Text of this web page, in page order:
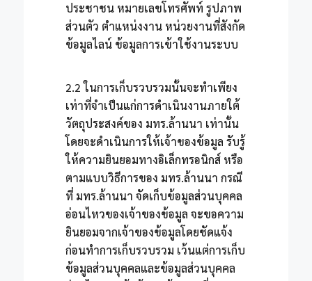
ประชาชน หมายเลขโทรศัพท์ รูปภาพ
ส่วนตัว ตำแหน่งงาน หน่วยงานที่สังกัด
ข้อมูลไลน์ ข้อมูลการเข้าใช้งานระบบ
2.2 ในการเก็บรวบรวมนั้นจะทำเพียง
เท่าที่จำเป็นแก่การดำเนินงานภายใต้
วัตถุประสงค์ของ มทร.ล้านนา เท่านั้น
โดยจะดำเนินการให้เจ้าของข้อมูล รับรู้
ให้ความยินยอมทางอิเล็กทรอนิกส์ หรือ
ตามแบบวิธีการของ มทร.ล้านนา กรณี
ที่ มทร.ล้านนา จัดเก็บข้อมูลส่วนบุคคล
อ่อนไหวของเจ้าของข้อมูล จะขอความ
ยินยอมจากเจ้าของข้อมูลโดยชัดแจ้ง
ก่อนทำการเก็บรวบรวม เว้นแต่การเก็บ
ข้อมูลส่วนบุคคลและข้อมูลส่วนบุคคล